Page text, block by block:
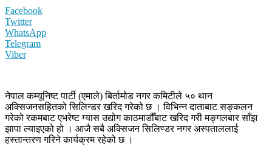
Facebook
Twitter
WhatsApp
Telegram
Viber
नेपाल कम्यूनिष्ट पार्टी (एमाले) बिर्तामोड नगर कमिटीले ५० थान
अक्सिजनसहितको सिलिन्डर खरिद गरेको छ । विभिन्न दाताबाट सङ्कलन
गरेको रकमबाट एभरेष्ट ग्यास उद्योग काठमाडौँबाट खरिद गरी मङ्गलबार साँझ
झापा ल्याइएको हो । आजै सबै अक्सिजन सिलिण्डर नगर अस्पताललाई
हस्तान्तरण गरिने कार्यक्रम रहेको छ ।